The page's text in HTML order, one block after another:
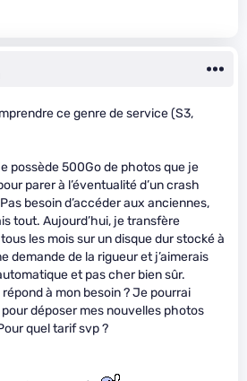
ce genre de service (S3,
possède 500Go de photos que je
parer à l’éventualité d’un crash
besoin d’accéder aux anciennes,
tout. Aujourd’hui, je transfère
les mois sur un disque dur stocké à
demande de la rigueur et j’aimerais
et pas cher bien sûr.
à mon besoin ? Je pourrai
pour déposer mes nouvelles photos
quel tarif svp ?